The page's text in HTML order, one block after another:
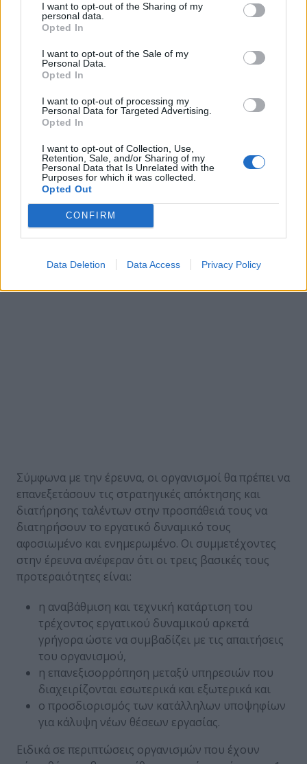
I want to opt-out of the Sharing of my
personal data.
Opted In
I want to opt-out of the Sale of my
Personal Data.
Opted In
I want to opt-out of processing my
Personal Data for Targeted Advertising.
Opted In
I want to opt-out of Collection, Use,
Retention, Sale, and/or Sharing of my
Personal Data that Is Unrelated with the
Purposes for which it was collected.
Opted Out
CONFIRM
Data Deletion Data Access Privacy Policy
θεωρείται ως αμιγώς τεχνολογική λειτουργία, η
ανθρώπινη επίβλεψη και παρέμβαση είναι
με τους κινδύνους ασφάλειας και ιδιωτικότητας,
πρέπει τώρα να ληφθούν υπόψη πρόσθετοι τομείς
μεροληψίας, και χρήσης.
Σύμφωνα με την έρευνα, οι οργανισμοί θα πρέπει να
επανεξετάσουν τις στρατηγικές απόκτησης και
διατήρησης ταλέντων στην προσπάθειά τους να
διατηρήσουν το εργατικό δυναμικό τους
αφοσιωμένο και ενημερωμένο. Οι συμμετέχοντες
στην έρευνα ανέφεραν ότι οι τρεις βασικές τους
προτεραιότητες είναι:
η αναβάθμιση και τεχνική κατάρτιση του
τρέχοντος εργατικού δυναμικού αρκετά
γρήγορα ώστε να συμβαδίζει με τις απαιτήσεις
του οργανισμού,
η επανεξισορρόπηση μεταξύ υπηρεσιών που
διαχειρίζονται εσωτερικά και εξωτερικά και
ο προσδιορισμός των κατάλληλων υποψηφίων
για κάλυψη νέων θέσεων εργασίας.
Ειδικά σε περιπτώσεις οργανισμών που έχουν